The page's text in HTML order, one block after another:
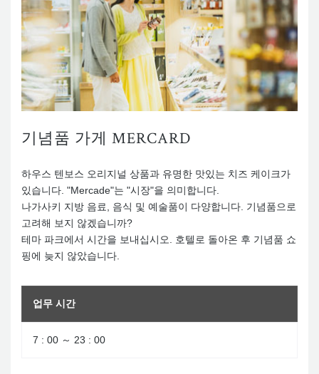
기념품 가게 MERCARD
하우스 텐보스 오리지널 상품과 유명한 맛있는 치즈 케이크가
있습니다. "Mercade"는 "시장"을 의미합니다.
나가사키 지방 음료, 음식 및 예술품이 다양합니다. 기념품으로
고려해 보지 않겠습니까?
테마 파크에서 시간을 보내십시오. 호텔로 돌아온 후 기념품 쇼
핑에 늦지 않았습니다.
업무 시간
7 : 00 ～ 23 : 00